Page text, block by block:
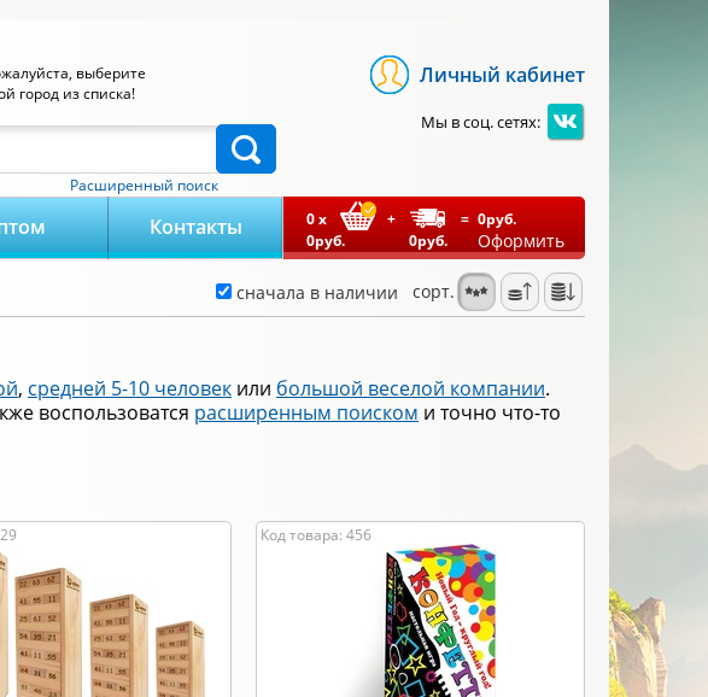
выберите
город из списка!
Расширенный поиск
Личный кабинет
Мы в соц. сетях:
Контакты 0x
0руб.
+
0руб.
= 0руб.
Оформить
сначала в наличии сорт.
, средней 5-10 человек или большой веселой компании.
воспользоватся расширенным поиском и точно что-то
Код товара: 456